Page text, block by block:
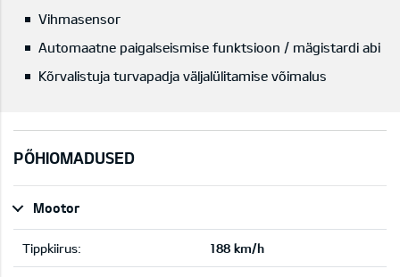
Vihmasensor
Automaatne paigalseismise funktsioon / mägistardi abi
Kõrvalistuja turvapadja väljalülitamise võimalus
PÕHIOMADUSED
Mootor
Tippkiirus: 188 km/h